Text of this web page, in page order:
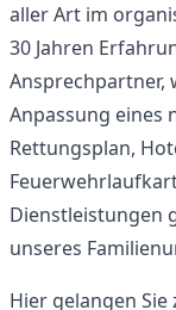
aller Art im
30 Jahren
Ansprechpartner,
Anpassung eines
Rettungsplan,
Dienstleistungen
unseres
Hier gelangen Sie